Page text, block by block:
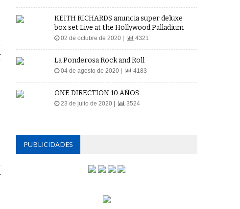
KEITH RICHARDS anuncia super deluxe
box set Live at the Hollywood Palladium
02 de octubre de 2020 | 4321
La Ponderosa Rock and Roll
04 de agosto de 2020 | 4183
ONE DIRECTION 10 AÑOS
23 de julio de 2020 | 3524
PUBLICIDADES